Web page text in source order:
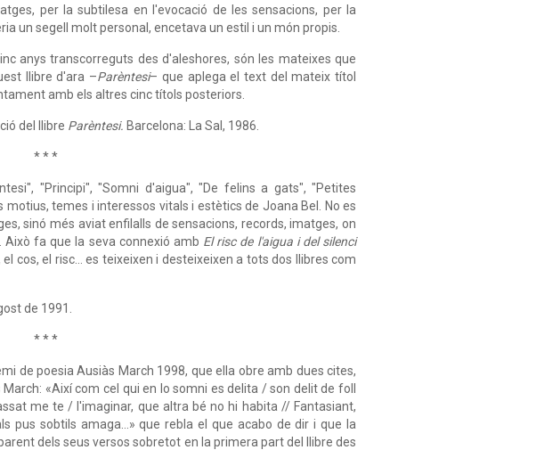
per la subtilesa en l'evocació de les sensacions, per la
un segell molt personal, encetava un estil i un món propis.
anys transcorreguts des d'aleshores, són les mateixes que
llibre d'ara –Parèntesi– que aplega el text del mateix títol
amb els altres cinc títols posteriors.
del llibre Parèntesi. Barcelona: La Sal, 1986.
* * *
"Principi", "Somni d'aigua", "De felins a gats", "Petites
temes i interessos vitals i estètics de Joana Bel. No es
sinó més aviat enfilalls de sensacions, records, imatges, on
fa que la seva connexió amb El risc de l'aigua i del silenci
cos, el risc… es teixeixen i desteixeixen a tots dos llibres com
de 1991.
* * *
de poesia Ausiàs March 1998, que ella obre amb dues cites,
«Així com cel qui en lo somni es delita / son delit de foll
me te / l'imaginar, que altra bé no hi habita // Fantasiant,
pus sobtils amaga…» que rebla el que acabo de dir i que la
dels seus versos sobretot en la primera part del llibre des